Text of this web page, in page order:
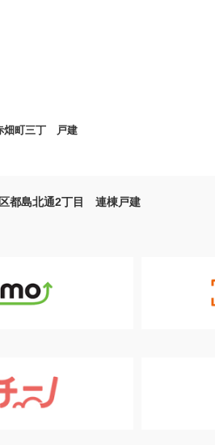
畑町三丁 戸建
都島北通2丁目 連棟戸建